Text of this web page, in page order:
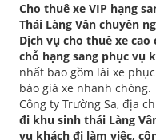
Cho thuê xe VIP hạng
Thái Làng Vân chuyên
Dịch vụ cho thuê xe cao
chỗ hạng sang phục vụ
nhất bao gồm lái xe
báo giá xe nhanh chóng.
Công ty Trường Sa, địa
đi khu sinh thái Làng
vụ khách đi làm việc,